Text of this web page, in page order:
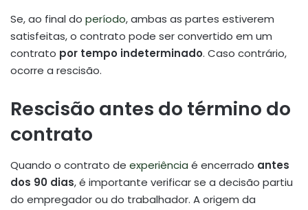
Se, ao final do período, ambas as partes estiverem
satisfeitas, o contrato pode ser convertido em um
contrato por tempo indeterminado. Caso contrário,
ocorre a rescisão.
Rescisão antes do término do
contrato
Quando o contrato de experiência é encerrado antes
dos 90 dias, é importante verificar se a decisão partiu
do empregador ou do trabalhador. A origem da